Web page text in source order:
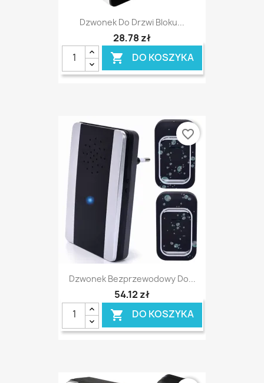
Dzwonek Do Drzwi Bloku...
28,78 zł
 DO KOSZYKA
Dzwonek Bezprzewodowy Do...
54,12 zł
 DO KOSZYKA
favorite_border